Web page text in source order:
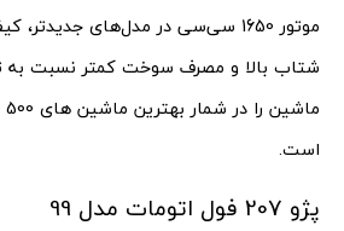
موتور 1650 سی‌سی در مدل‌های
شتاب بالا و مصرف سوخت کمتر نسبت به
است.
پژو 207 فول اتومات مدل 99